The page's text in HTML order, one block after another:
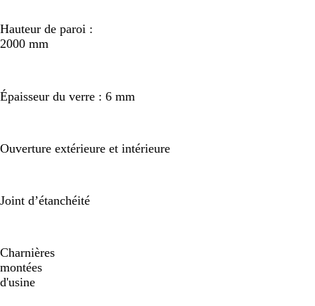
Hauteur de paroi :
2000 mm
Épaisseur du verre : 6 mm
Ouverture extérieure et intérieure
Joint d’étanchéité
Charnières
montées
d'usine